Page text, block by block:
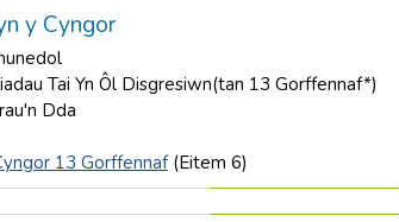
y Cyngor
Tai Yn Ôl Disgresiwn(tan 13 Gorffennaf*)
Dda
13 Gorffennaf(Eitem 6)